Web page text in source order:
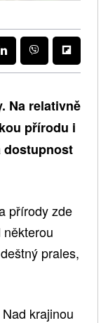
Na relativně
přírodu i
dostupnost
přírody zde
prales,
krajinou